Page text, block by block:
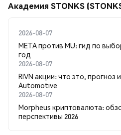
Академия STONKS
2026-08-07
META против MU: гид по
год
2026-08-07
RIVN акции: что это, прогноз
Automotive
2026-08-07
Morpheus криптовалюта:
перспективы 2026